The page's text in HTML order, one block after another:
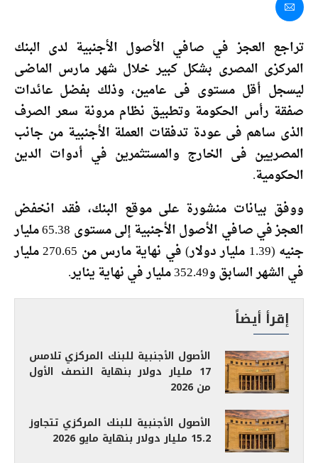
تراجع العجز في صافي الأصول الأجنبية لدى البنك
المركزى المصرى بشكل كبير خلال شهر مارس الماضى
ليسجل أقل مستوى فى عامين، وذلك بفضل عائدات
صفقة رأس الحكومة وتطبيق نظام مرونة سعر الصرف
الذى ساهم فى عودة تدفقات العملة الأجنبية من جانب
المصريين فى الخارج والمستثمرين في أدوات الدين
الحكومية.
ووفق بيانات منشورة على موقع البنك، فقد انخفض
العجز في صافي الأصول الأجنبية إلى مستوى 65.38 مليار
جنيه (1.39 مليار دولار) في نهاية مارس من 270.65 مليار
في الشهر السابق و352.49 مليار في نهاية يناير.
إقرأ أيضاً
الأصول الأجنبية للبنك المركزي تلامس
17 مليار دولار بنهاية النصف الأول
من 2026
الأصول الأجنبية للبنك المركزي تتجاوز
15.2 مليار دولار بنهاية مايو 2026